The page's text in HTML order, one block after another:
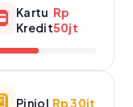
Kartu
Kredit
Rp
50jt
Pinjol Rp 30jt